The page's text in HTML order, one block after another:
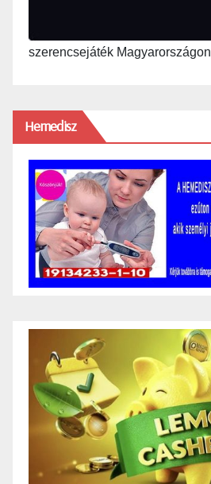
szerencsejáték Magyarországon
Hemedisz